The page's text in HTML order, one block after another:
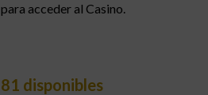
para acceder al Casino.
81 disponibles